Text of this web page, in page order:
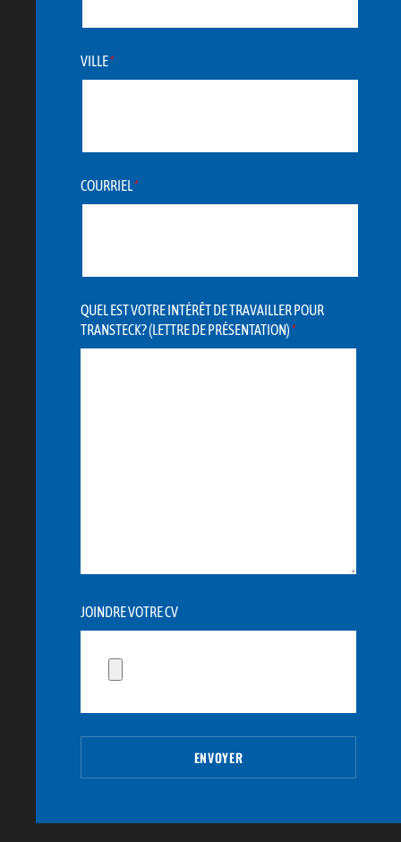
VILLE*
COURRIEL*
QUEL EST VOTRE INTÉRÊT DE TRAVAILLER POUR
TRANSTECK? (LETTRE DE PRÉSENTATION)*
JOINDRE VOTRE CV